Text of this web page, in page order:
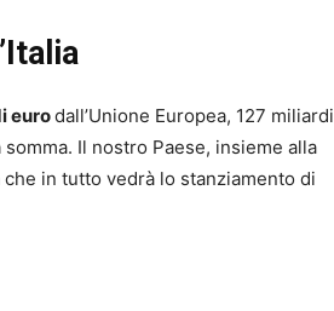
eurodall’Unione Europea, 127 miliardi
Il nostro Paese, insieme alla
in tutto vedrà lo stanziamento di